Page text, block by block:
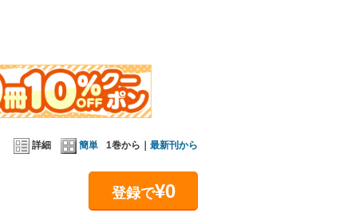
詳細 簡単 1巻から｜ 最新刊から
登録で¥0